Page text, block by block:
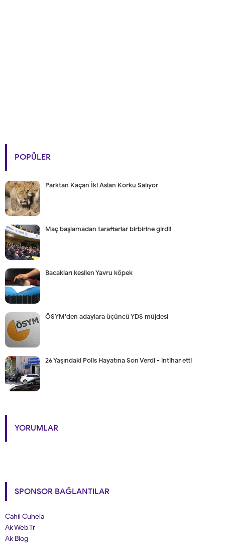
POPÜLER
Parktan Kaçan İki Aslan Korku Salıyor
Maç başlamadan taraftarlar birbirine girdi!
Bacakları kesilen Yavru köpek
ÖSYM'den adaylara üçüncü YDS müjdesi
26 Yaşındaki Polis Hayatına Son Verdi - intihar etti
YORUMLAR
SPONSOR BAĞLANTILAR
Cahil Cuhela
Ak Web Tr
Ak Blog